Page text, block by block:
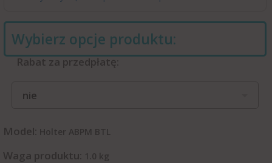
Wybierz opcje produktu:
Rabat za przedpłatę:
nie
Model: Holter ABPM BTL
Waga produktu: 1.0 kg